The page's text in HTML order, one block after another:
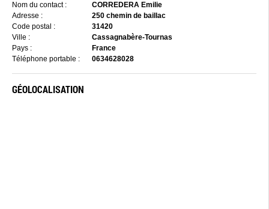
Nom du contact :
CORREDERA Emilie
Adresse :
250 chemin de baillac
Code postal :
31420
Ville :
Cassagnabère-Tournas
Pays :
France
Téléphone portable :
0634628028
GÉOLOCALISATION